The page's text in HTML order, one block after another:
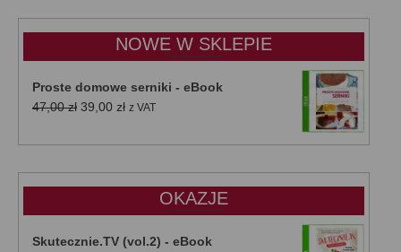
do
50,00 zł
NOWE W SKLEPIE
Proste domowe serniki - eBook
47,00zł Pierwotna
wynosiła:
39,00 złAktualna
wynosi:
z VAT
OKAZJE
Skutecznie.TV (vol.2) - eBook